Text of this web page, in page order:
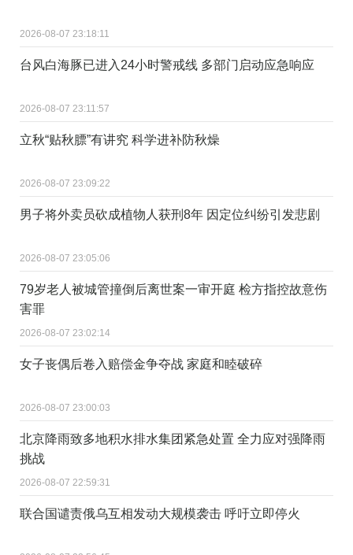
2026-08-07 23:18:11
台风白海豚已进入24小时警戒线 多部门启动应急响应
2026-08-07 23:11:57
立秋“贴秋膘”有讲究 科学进补防秋燥
2026-08-07 23:09:22
男子将外卖员砍成植物人获刑8年 因定位纠纷引发悲剧
2026-08-07 23:05:06
79岁老人被城管撞倒后离世案一审开庭 检方指控故意伤
害罪
2026-08-07 23:02:14
女子丧偶后卷入赔偿金争夺战 家庭和睦破碎
2026-08-07 23:00:03
北京降雨致多地积水排水集团紧急处置 全力应对强降雨
挑战
2026-08-07 22:59:31
联合国谴责俄乌互相发动大规模袭击 呼吁立即停火